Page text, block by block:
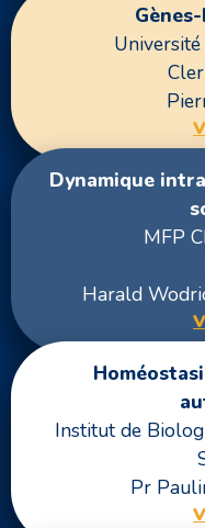
Dynamique
MFP
Harald
Institut de
Pr